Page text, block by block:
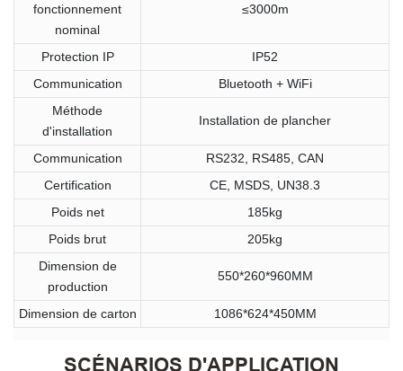
fonctionnement
nominal
≤3000m
Protection IP
IP52
Communication
Bluetooth + WiFi
Méthode
d'installation
Installation de plancher
Communication
RS232, RS485, CAN
Certification
CE, MSDS, UN38.3
Poids net
185kg
Poids brut
205kg
Dimension de
production
550*260*960MM
Dimension de carton 1086*624*450MM
SCÉNARIOS D'APPLICATION